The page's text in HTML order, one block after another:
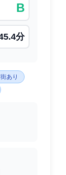
B
分
あり